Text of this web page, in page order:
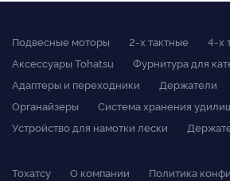
Подвесные моторы 2-x тактные
4-x
Аксессуары Tohatsu
Фурнитура для
Адаптеры и переходники
Держатели
Органайзеры
Система хранения
Устройство для намотки лески
Тохатсу О компании
Политика